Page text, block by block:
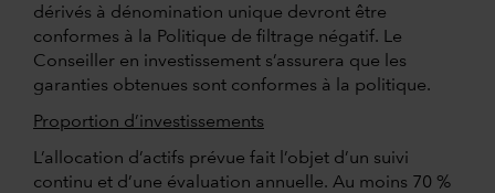
dérivés à dénomination unique devront être
conformes à la Politique de filtrage négatif. Le
Conseiller en investissement s’assurera que les
garanties obtenues sont conformes à la politique.
Proportion d’investissements
L’allocation d’actifs prévue fait l’objet d’un suivi
continu et d’une évaluation annuelle. Au moins 70 %